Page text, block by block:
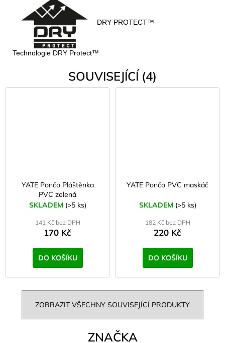
DRY PROTECT™
Technologie DRY Protect™
SOUVISEJÍCÍ (4)
YATE Pončo Pláštěnka
PVC zelená
SKLADEM (>5 ks)
141 Kč bez DPH
170 Kč
DO KOŠÍKU
YATE Pončo PVC maskáč
SKLADEM (>5 ks)
182 Kč bez DPH
220 Kč
DO KOŠÍKU
ZOBRAZIT VŠECHNY SOUVISEJÍCÍ PRODUKTY
ZNAČKA